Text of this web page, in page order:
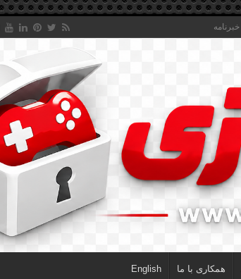
خبرنامه
همکاری با ما English